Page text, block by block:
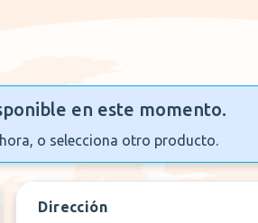
en este momento.
o selecciona otro producto.
Dirección